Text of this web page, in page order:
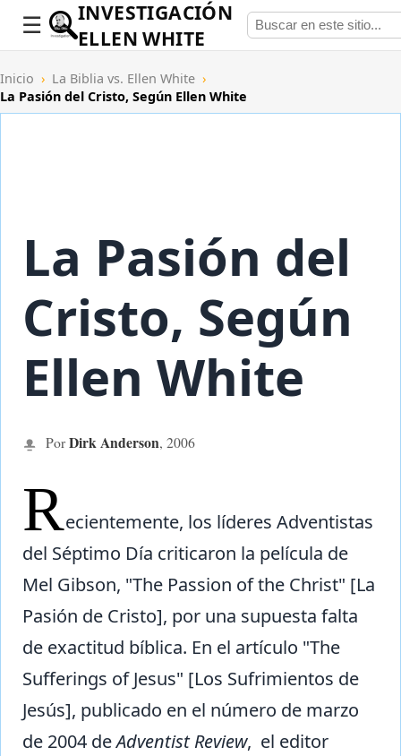
INVESTIGACIÓN
ELLEN WHITE
Inicio › La Biblia vs. Ellen White ›
La Pasión del Cristo, Según Ellen White
La Pasión del
Cristo, Según
Ellen White
PorDirk Anderson, 2006
Recientemente, los líderes Adventistas
del Séptimo Día criticaron la película de
Mel Gibson, "The Passion of the Christ" [La
Pasión de Cristo], por una supuesta falta
de exactitud bíblica. En el artículo "The
Sufferings of Jesus" [Los Sufrimientos de
Jesús], publicado en el número de marzo
de 2004 deAdventist Review, el editor